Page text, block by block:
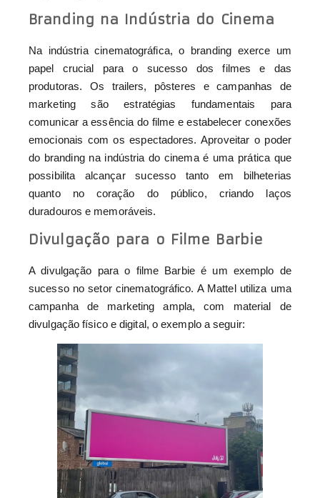
Branding na Indústria do Cinema
Na indústria cinematográfica, o branding exerce um
papel crucial para o sucesso dos filmes e das
produtoras. Os trailers, pôsteres e campanhas de
marketing são estratégias fundamentais para
comunicar a essência do filme e estabelecer conexões
emocionais com os espectadores. Aproveitar o poder
do branding na indústria do cinema é uma prática que
possibilita alcançar sucesso tanto em bilheterias
quanto no coração do público, criando laços
duradouros e memoráveis.
Divulgação para o Filme Barbie
A divulgação para o filme Barbie é um exemplo de
sucesso no setor cinematográfico. A Mattel utiliza uma
campanha de marketing ampla, com material de
divulgação físico e digital, o exemplo a seguir: